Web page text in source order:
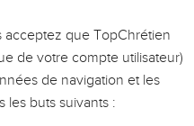
acceptez que TopChrétien
de votre compte utilisateur)
de navigation et les
les buts suivants :